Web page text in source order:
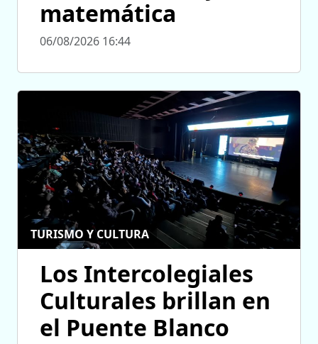
matemática
06/08/2026 16:44
TURISMO Y CULTURA
Los Intercolegiales
Culturales brillan en
el Puente Blanco